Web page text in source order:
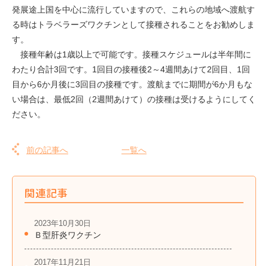
発展途上国を中心に流行していますので、これらの地域へ渡航す
る時はトラベラーズワクチンとして接種されることをお勧めしま
す。
接種年齢は1歳以上で可能です。接種スケジュールは半年間に
わたり合計3回です。1回目の接種後2～4週間あけて2回目、1回
目から6か月後に3回目の接種です。渡航までに期間が6か月もな
い場合は、最低2回（2週間あけて）の接種は受けるようにしてく
ださい。
前の記事へ 一覧へ
関連記事
2023年10月30日
Ｂ型肝炎ワクチン
2017年11月21日